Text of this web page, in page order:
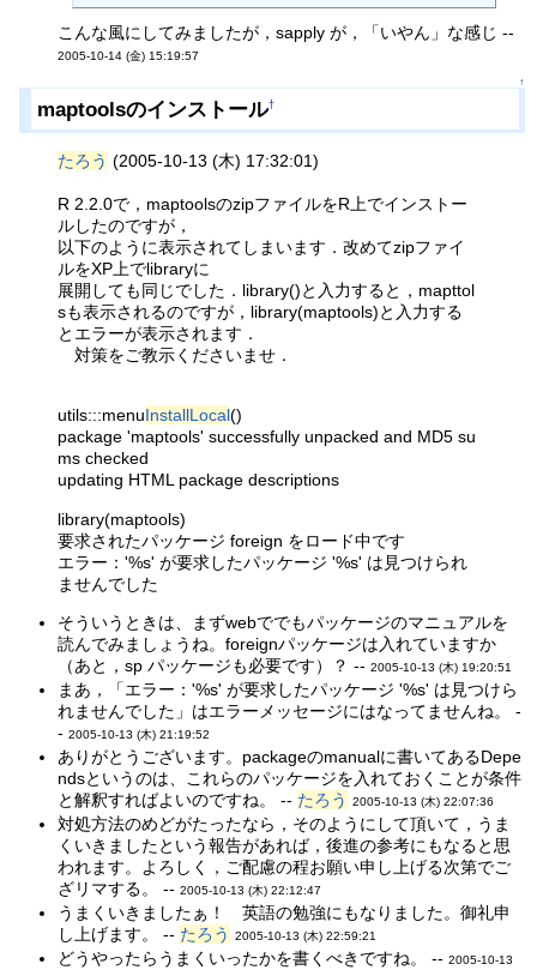
こんな風にしてみましたが，sapply が，「いやん」な感じ --
2005-10-14 (金) 15:19:57
↑
maptoolsのインストール†
たろう (2005-10-13 (木) 17:32:01)
R 2.2.0で，maptoolsのzipファイルをR上でインストー
ルしたのですが，
以下のように表示されてしまいます．改めてzipファイ
ルをXP上でlibraryに
展開しても同じでした．library()と入力すると，mapttol
sも表示されるのですが，library(maptools)と入力する
とエラーが表示されます．
対策をご教示くださいませ．
utils:::menuInstallLocal()
package 'maptools' successfully unpacked and MD5 su
ms checked
updating HTML package descriptions
library(maptools)
要求されたパッケージ foreign をロード中です
エラー：'%s' が要求したパッケージ '%s' は見つけられ
ませんでした
そういうときは、まずwebででもパッケージのマニュアルを
読んでみましょうね。foreignパッケージは入れていますか
（あと，sp パッケージも必要です）？ --2005-10-13 (木) 19:20:51
まあ，「エラー：'%s' が要求したパッケージ '%s' は見つけら
れませんでした」はエラーメッセージにはなってませんね。 -
-2005-10-13 (木) 21:19:52
ありがとうございます。packageのmanualに書いてあるDepe
ndsというのは、これらのパッケージを入れておくことが条件
と解釈すればよいのですね。 -- たろう 2005-10-13 (木) 22:07:36
対処方法のめどがたったなら，そのようにして頂いて，うま
くいきましたという報告があれば，後進の参考にもなると思
われます。よろしく，ご配慮の程お願い申し上げる次第でご
ざリマする。 --2005-10-13 (木) 22:12:47
うまくいきましたぁ！ 英語の勉強にもなりました。御礼申
し上げます。 -- たろう 2005-10-13 (木) 22:59:21
どうやったらうまくいったかを書くべきですね。 --2005-10-13